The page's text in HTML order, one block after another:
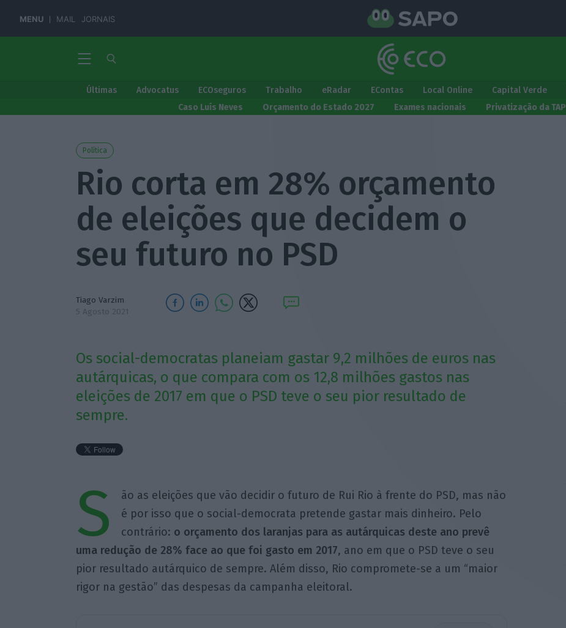
MENU MAIL JORNAIS
Últimas Advocatus ECOseguros Trabalho eRadar EContas Local Online Capital Verde
Caso Luís Neves
Orçamento do Estado 2027 Exames nacionais Privatização da TAP
Política
Rio corta em 28% orçamento
de eleições que decidem o
seu futuro no PSD
Tiago Varzim
5 Agosto 2021
Os social-democratas planeiam gastar 9,2 milhões de euros nas
autárquicas, o que compara com os 12,8 milhões gastos nas
eleições de 2017 em que o PSD teve o seu pior resultado de
sempre.
S
ão as eleições que vão decidir o futuro de Rui Rio à frente do PSD, mas não
é por isso que o social-democrata pretende gastar mais dinheiro. Pelo
contrário: o orçamento dos laranjas para as autárquicas deste ano prevê
uma redução de 28% face ao que foi gasto em 2017, ano em que o PSD teve o seu
pior resultado autárquico de sempre. Além disso, Rio compromete-se a um “maior
rigor na gestão” das despesas da campanha eleitoral.